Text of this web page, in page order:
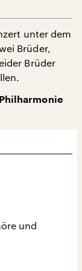
unter dem
Brüder,
Brüder
und